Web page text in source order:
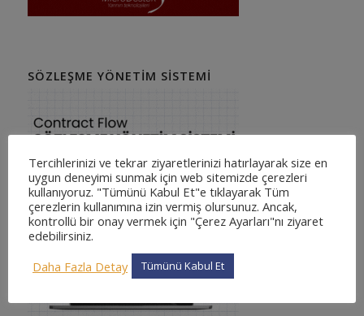
SÖZLEŞME YÖNETIM SISTEMI
Tercihlerinizi ve tekrar ziyaretlerinizi hatırlayarak size en
uygun deneyimi sunmak için web sitemizde çerezleri
kullanıyoruz. "Tümünü Kabul Et"e tıklayarak Tüm
çerezlerin kullanımına izin vermiş olursunuz. Ancak,
kontrollü bir onay vermek için "Çerez Ayarları"nı ziyaret
edebilirsiniz.
Daha Fazla Detay
Tümünü Kabul Et